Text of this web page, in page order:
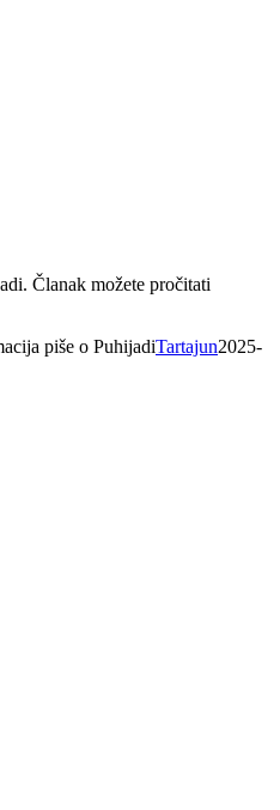
Članak možete pročitati
piše o PuhijadiTartajun2025-